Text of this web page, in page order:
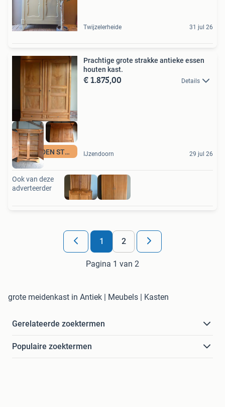
Twijzelerheide 31 jul 26
DEN OUDEN STEEGH
Prachtige grote strakke antieke essen
houten kast.
€ 1.875,00 Details
IJzendoorn 29 jul 26
Ook van deze
adverteerder
1 2
Pagina 1 van 2
grote meidenkast in Antiek | Meubels | Kasten
Gerelateerde zoektermen
Populaire zoektermen